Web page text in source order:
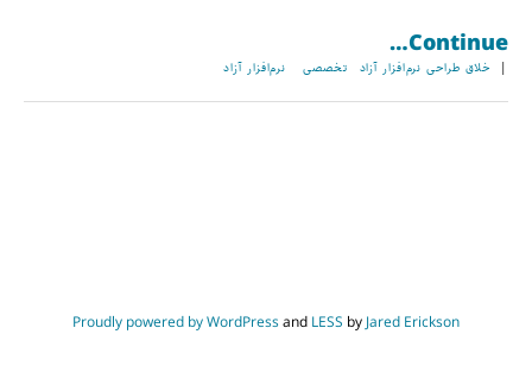
Continue…
تخصصی نرم‌افزار آزاد | خلاق طراحی نرم‌افزار آزاد
Proudly powered by WordPressand LESS byJared Erickson